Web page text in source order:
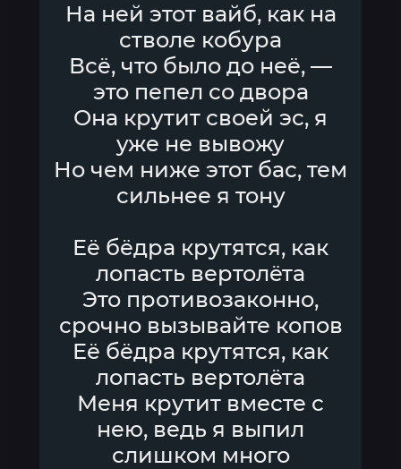
На ней этот вайб, как на
стволе кобура
Всё, что было до неё, —
это пепел со двора
Она крутит своей эс, я
уже не вывожу
Но чем ниже этот бас, тем
сильнее я тону
Её бёдра крутятся, как
лопасть вертолёта
Это противозаконно,
срочно вызывайте копов
Её бёдра крутятся, как
лопасть вертолёта
Меня крутит вместе с
нею, ведь я выпил
слишком много